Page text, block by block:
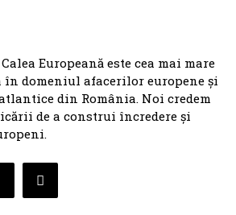
Europeană este cea mai mare
în domeniul afacerilor europene și
din România. Noi credem
de a construi încredere și